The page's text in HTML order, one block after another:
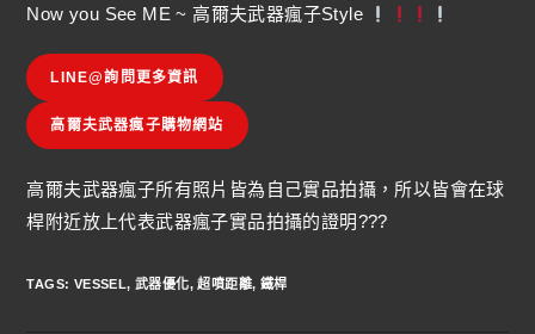
Now you See ME ~ 高爾夫武器瘋子Style
LINE@詢問更多資訊
高爾夫武器瘋子購物網站
高爾夫武器瘋子所有照片皆為自己實品拍攝，所以皆會在球
桿附近放上代表武器瘋子實品拍攝的證明???
TAGS: VESSEL, 武器優化, 超噴距離, 鐵桿